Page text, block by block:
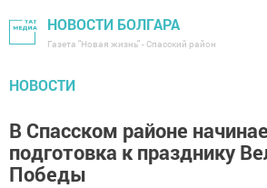
НОВОСТИ БОЛГАРА
Газета "Новая жизнь" - Спасский район
НОВОСТИ
В Спасском районе
подготовка к празднику
Победы